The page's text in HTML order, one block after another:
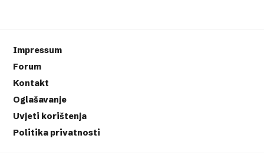
Impressum
Forum
Kontakt
Oglašavanje
Uvjeti korištenja
Politika privatnosti